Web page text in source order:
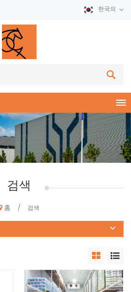
한국의
검색
홈 / 검색